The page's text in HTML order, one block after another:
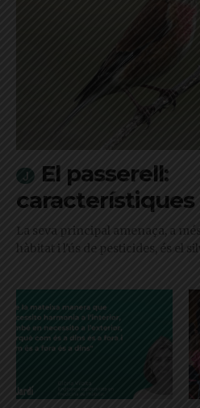
El passerell:
La seva principal amenaça, a
hàbitat i l'ús de pesticides, és el